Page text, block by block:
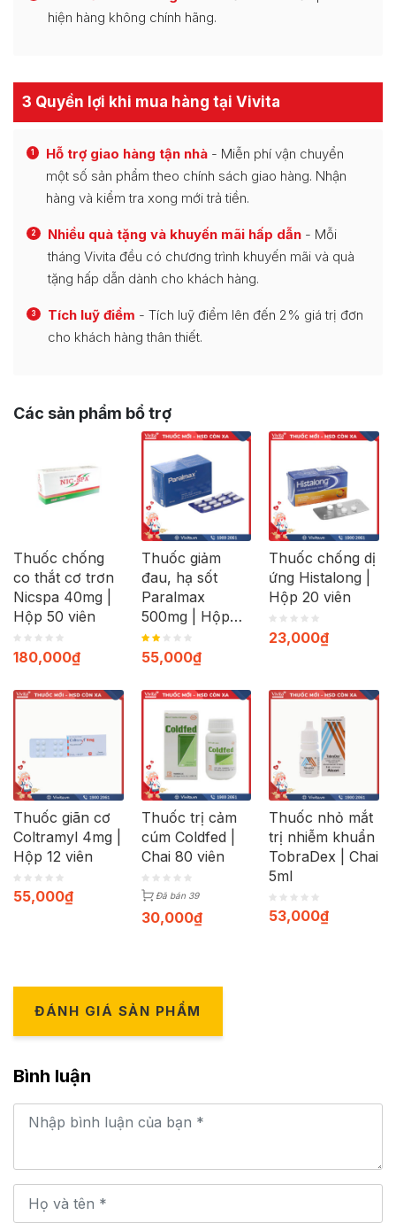
hiện hàng không chính hãng.
3 Quyền lợi khi mua hàng tại Vivita
1 Hỗ trợ giao hàng tận nhà - Miễn phí vận chuyển
một số sản phẩm theo chính sách giao hàng. Nhận
hàng và kiểm tra xong mới trả tiền.
2 Nhiều quà tặng và khuyến mãi hấp dẫn - Mỗi
tháng Vivita đều có chương trình khuyến mãi và quà
tặng hấp dẫn dành cho khách hàng.
3 Tích luỹ điểm - Tích luỹ điểm lên đến 2% giá trị đơn
cho khách hàng thân thiết.
Các sản phẩm bổ trợ
Thuốc chống
co thắt cơ trơn
Nicspa 40mg |
Hộp 50 viên
180,000₫
Thuốc giảm
đau, hạ sốt
Paralmax
500mg | Hộp
120 viên
55,000₫
Thuốc chống dị
ứng Histalong |
Hộp 20 viên
23,000₫
Thuốc giãn cơ
Coltramyl 4mg |
Hộp 12 viên
55,000₫
Thuốc trị cảm
cúm Coldfed |
Chai 80 viên
Đã bán 39
30,000₫
Thuốc nhỏ mắt
trị nhiễm khuẩn
TobraDex | Chai
5ml
53,000₫
ĐÁNH GIÁ SẢN PHẨM
Bình luận